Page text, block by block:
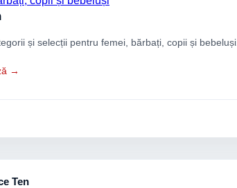
și selecții pentru femei, bărbați, copii și bebeluși.
→
Ten